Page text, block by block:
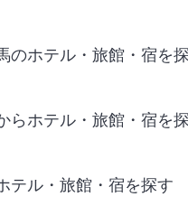
のホテル・旅館・宿を
らホテル・旅館・宿を
テル・旅館・宿を探す